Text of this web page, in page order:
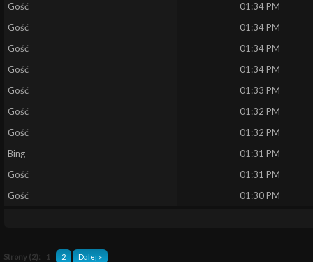
Gość
01:34 PM
Gość
01:34 PM
Gość
01:34 PM
Gość
01:34 PM
Gość
01:33 PM
Gość
01:32 PM
Gość
01:32 PM
Bing
01:31 PM
Gość
01:31 PM
Gość
01:30 PM
Strony (2): 1 2 Dalej »